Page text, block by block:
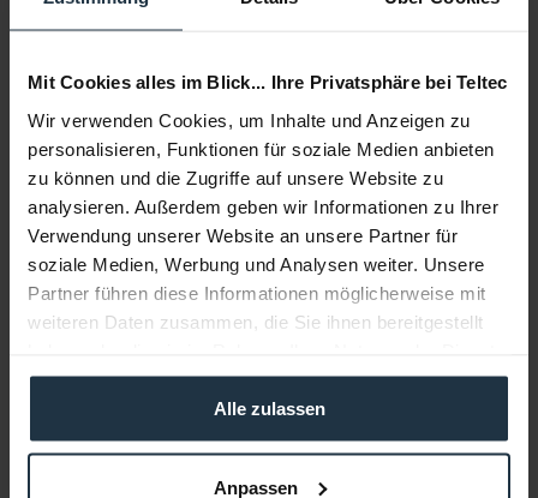
Mit Cookies alles im Blick... Ihre Privatsphäre bei Teltec
Wir verwenden Cookies, um Inhalte und Anzeigen zu
personalisieren, Funktionen für soziale Medien anbieten
zu können und die Zugriffe auf unsere Website zu
analysieren. Außerdem geben wir Informationen zu Ihrer
Verwendung unserer Website an unsere Partner für
soziale Medien, Werbung und Analysen weiter. Unsere
Partner führen diese Informationen möglicherweise mit
weiteren Daten zusammen, die Sie ihnen bereitgestellt
gesammelt haben.
Alle zulassen
Anpassen
Sigma Polymer Multi-Case PMC-001
passend für High Speed Zoom Line Objektiv
€ 499,00
1-2 Wochen ab Bestellung